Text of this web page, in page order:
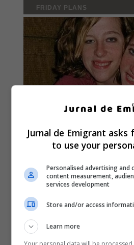
Jurnal de Emigrant asks
to use your
Personalised advertising and
content measurement,
services development
Store and/or access
Learn more